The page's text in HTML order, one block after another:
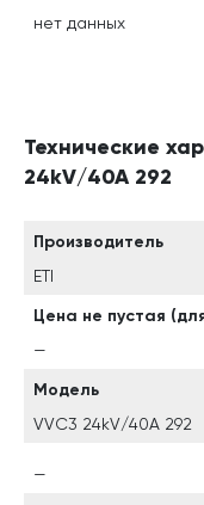
нет данных
Технические
24kV/40A 292
Производитель
ETI
Цена не пустая
—
Модель
VVC3 24kV/40A 292
—